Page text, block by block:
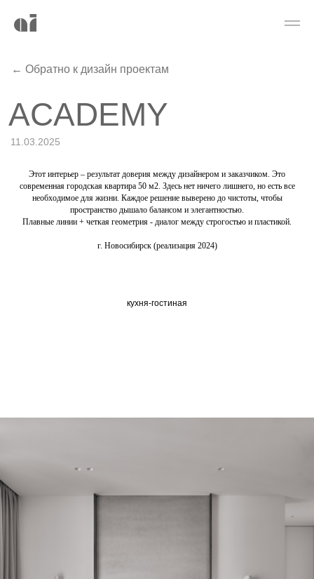
← Обратно к дизайн проектам
ACADEMY
11.03.2025
Этот интерьер – результат доверия между дизайнером и заказчиком. Это
современная городская квартира 50 м2. Здесь нет ничего лишнего, но есть все
необходимое для жизни. Каждое решение выверено до чистоты, чтобы
пространство дышало балансом и элегантностью.
Плавные линии + четкая геометрия - диалог между строгостью и пластикой.
г. Новосибирск (реализация 2024)
кухня-гостиная